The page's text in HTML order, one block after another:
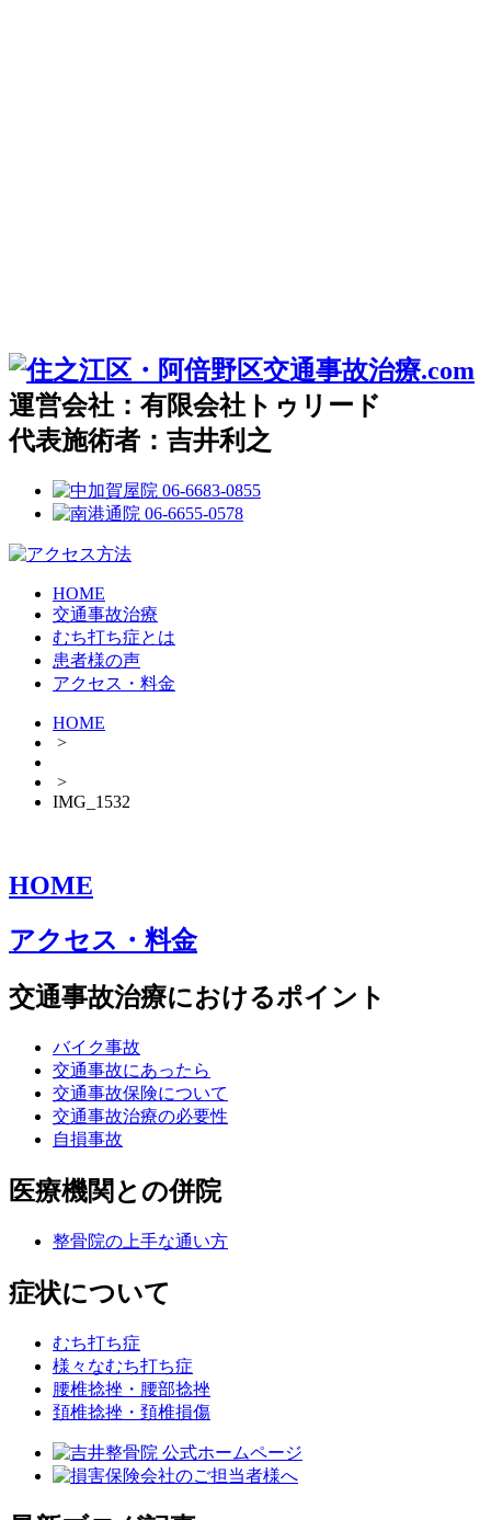
運営会社：有限会社トゥリード
代表施術者：吉井利之
HOME
交通事故治療
むち打ち症とは
患者様の声
アクセス・料金
HOME
>
>
IMG_1532
HOME
アクセス・料金
交通事故治療におけるポイント
バイク事故
交通事故にあったら
交通事故保険について
交通事故治療の必要性
自損事故
医療機関との併院
整骨院の上手な通い方
症状について
むち打ち症
様々なむち打ち症
腰椎捻挫・腰部捻挫
頚椎捻挫・頚椎損傷